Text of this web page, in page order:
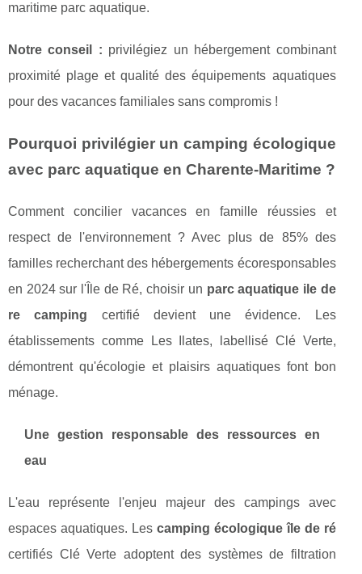
maritime parc aquatique.
Notre conseil : privilégiez un hébergement combinant
proximité plage et qualité des équipements aquatiques
pour des vacances familiales sans compromis !
Pourquoi privilégier un camping écologique
avec parc aquatique en Charente-Maritime ?
Comment concilier vacances en famille réussies et
respect de l'environnement ? Avec plus de 85% des
familles recherchant des hébergements écoresponsables
en 2024 sur l'Île de Ré, choisir un parc aquatique ile de
re camping certifié devient une évidence. Les
établissements comme Les Ilates, labellisé Clé Verte,
démontrent qu'écologie et plaisirs aquatiques font bon
ménage.
Une gestion responsable des ressources en
eau
L'eau représente l'enjeu majeur des campings avec
espaces aquatiques. Les camping écologique île de ré
certifiés Clé Verte adoptent des systèmes de filtration